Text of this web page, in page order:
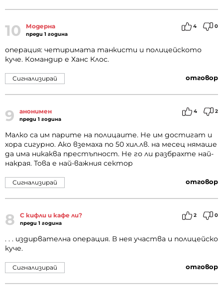
10 Модерна
преди 1 година
4 0
операция: четиримата танкисти и полицейското
куче. Командир е Ханс Клос.
отговор
Сигнализирай
9 анонимен
преди 1 година
4 2
Малко са им парите на полицаите. Не им достигат и
хора сигурно. Ако вземаха по 50 хил.лв. на месец нямаше
да има никаква престъпност. Не го ли разбрахте най-
накрая. Това е най-важния сектор
отговор
Сигнализирай
8 С кифли и кафе ли?
преди 1 година
2 0
. . . издирвателна операция. В нея участва и полицейско
куче.
отговор
Сигнализирай